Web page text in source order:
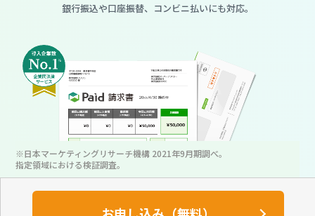
銀行振込や口座振替、コンビニ払いにも対応。
※日本マーケティングリサーチ機構 2021年9月期調べ。
指定領域における検証調査。